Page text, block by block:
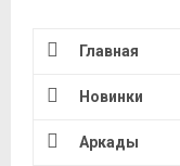
Главная
Новинки
Аркады